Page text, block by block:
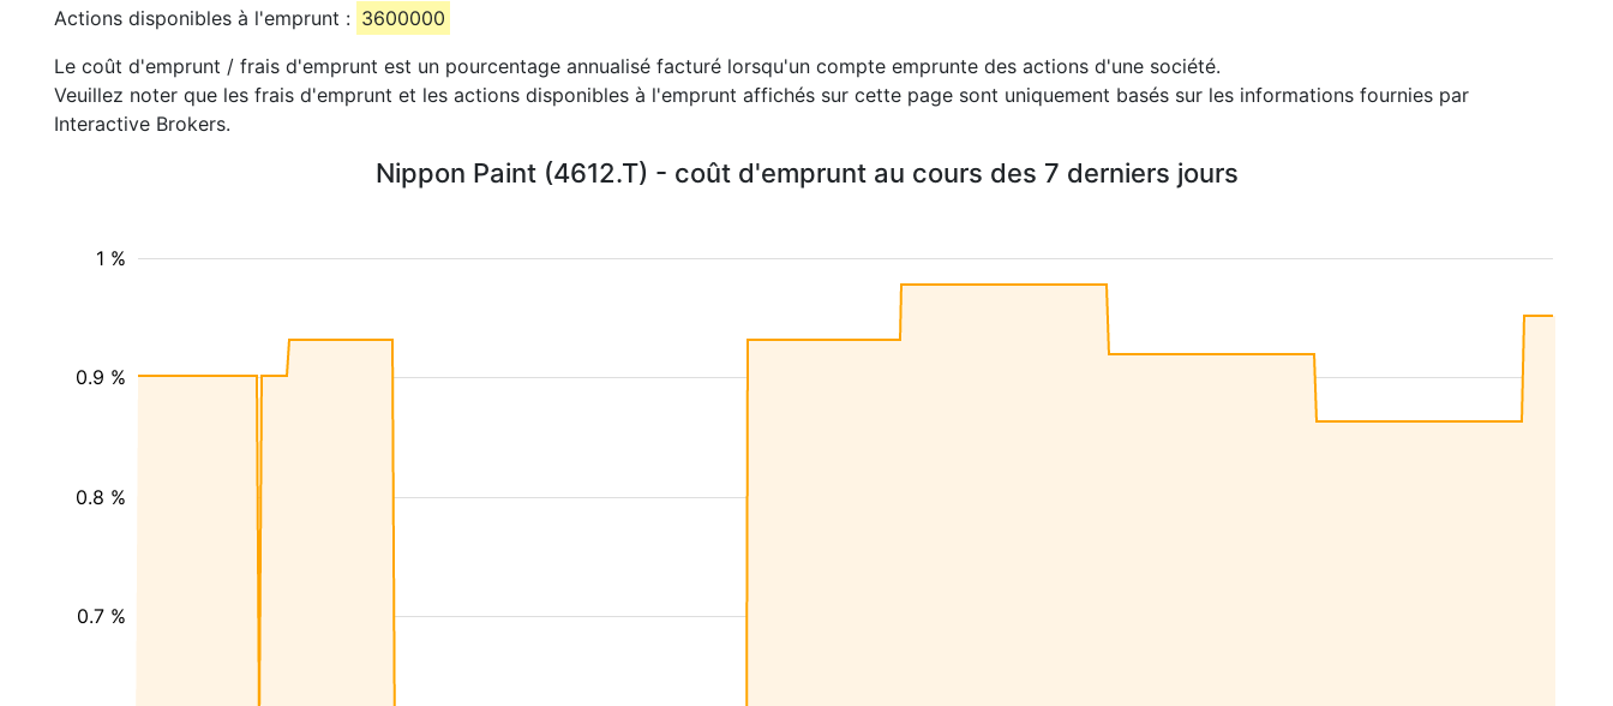
Actions disponibles à l'emprunt : 3600000
Le coût d'emprunt / frais d'emprunt est un pourcentage annualisé facturé lorsqu'un compte emprunte des actions d'une société.
Veuillez noter que les frais d'emprunt et les actions disponibles à l'emprunt affichés sur cette page sont uniquement basés sur les informations fournies par
Interactive Brokers.
Nippon Paint (4612.T) - coût d'emprunt au cours des 7 derniers jours
0.7 %
0.8 %
0.9 %
1 %